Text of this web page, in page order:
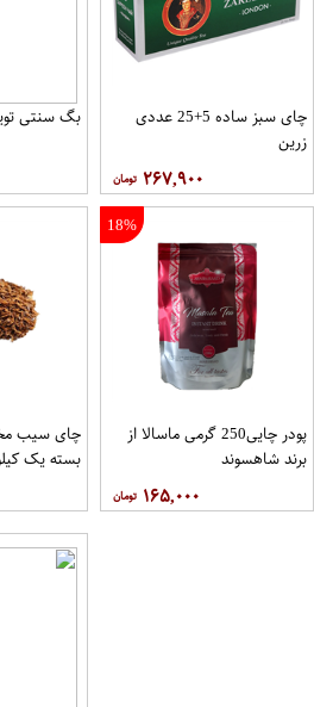
چای سبز ساده 5+25 عددی
زرین
۲۶۷,۹۰۰
بگ سنتی
18%
پودر چایی250 گرمی ماسالا از
برند شاهسوند
۱۶۵,۰۰۰
چای سیب
بسته یک